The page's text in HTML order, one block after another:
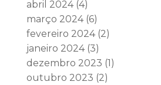
abril 2024(4)
março 2024(6)
fevereiro 2024(2)
janeiro 2024(3)
dezembro 2023 (1)
outubro 2023 (2)